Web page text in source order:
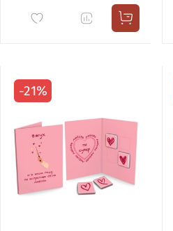
-21%